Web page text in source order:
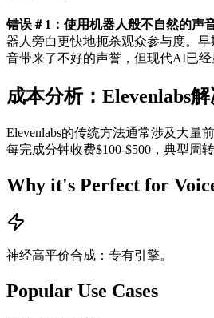
错误＃1：使用机器人般不自然的声音
器人旁白更快地扼杀观众参与度。
音带来了不好的声誉，但现代AI已经
成本分析：Elevenlabs
Elevenlabs的传统方法通常涉及大量
每完成分钟收费$100-$500，典型周
Why it's Perfect for
神经高平价合成：专有引擎。
Popular Use Cases